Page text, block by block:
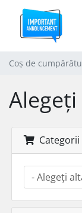
Coș de
Categorii